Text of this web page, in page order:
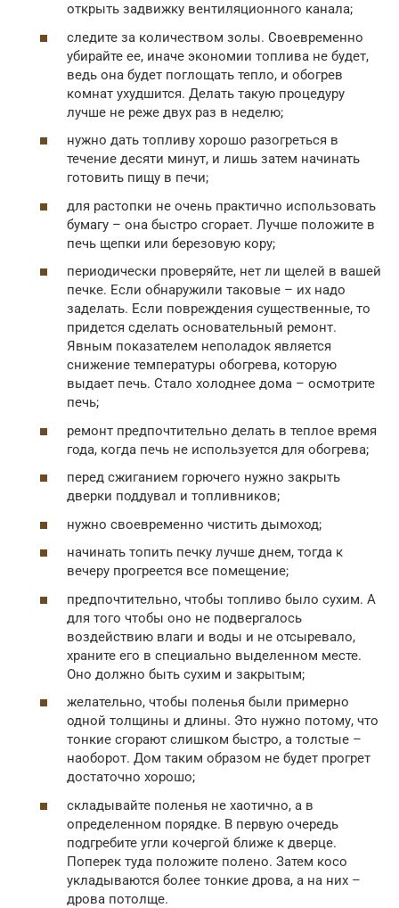
открыть задвижку вентиляционного канала;
следите за количеством золы. Своевременно
убирайте ее, иначе экономии топлива не будет,
ведь она будет поглощать тепло, и обогрев
комнат ухудшится. Делать такую процедуру
лучше не реже двух раз в неделю;
нужно дать топливу хорошо разогреться в
течение десяти минут, и лишь затем начинать
готовить пищу в печи;
для растопки не очень практично использовать
бумагу – она быстро сгорает. Лучше положите в
печь щепки или березовую кору;
периодически проверяйте, нет ли щелей в вашей
печке. Если обнаружили таковые – их надо
заделать. Если повреждения существенные, то
придется сделать основательный ремонт.
Явным показателем неполадок является
снижение температуры обогрева, которую
выдает печь. Стало холоднее дома – осмотрите
печь;
ремонт предпочтительно делать в теплое время
года, когда печь не используется для обогрева;
перед сжиганием горючего нужно закрыть
дверки поддувал и топливников;
нужно своевременно чистить дымоход;
начинать топить печку лучше днем, тогда к
вечеру прогреется все помещение;
предпочтительно, чтобы топливо было сухим. А
для того чтобы оно не подвергалось
воздействию влаги и воды и не отсыревало,
храните его в специально выделенном месте.
Оно должно быть сухим и закрытым;
желательно, чтобы поленья были примерно
одной толщины и длины. Это нужно потому, что
тонкие сгорают слишком быстро, а толстые –
наоборот. Дом таким образом не будет прогрет
достаточно хорошо;
складывайте поленья не хаотично, а в
определенном порядке. В первую очередь
подгребите угли кочергой ближе к дверце.
Поперек туда положите полено. Затем косо
укладываются более тонкие дрова, а на них –
дрова потолще.